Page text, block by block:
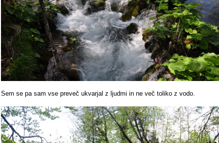
Sem se pa sam vse preveč ukvarjal z ljudmi in ne več toliko z vodo.